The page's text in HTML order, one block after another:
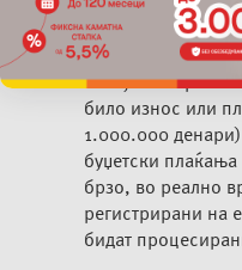
Итни плаќања
Станува збор за
било износ или
1.000.000
буџетски
брзо, во реално
регистрирани на
бидат